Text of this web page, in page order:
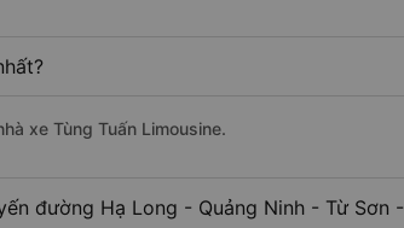
xe Tùng Tuấn Limousine.
đường Hạ Long - Quảng Ninh - Từ Sơn -